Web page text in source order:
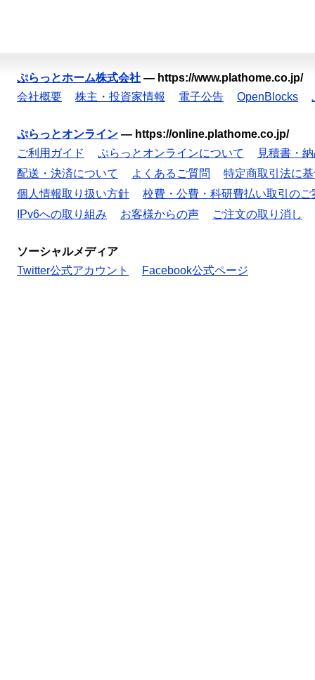
ぷらっとホーム株式会社 — https://www.plathome.co.jp/
会社概要
株主・投資家情報 電子公告 OpenBlocks
ぷらっとオンライン — https://online.plathome.co.jp/
ご利用ガイド
ぷらっとオンラインについて
見積書・
配送・決済について
よくあるご質問
特定商取引法に
個人情報取り扱い方針
校費・公費・科研費払い取引のご
IPv6への取り組み
お客様からの声 ご注文の取り消し
ソーシャルメディア
Twitter公式アカウント
Facebook公式ページ